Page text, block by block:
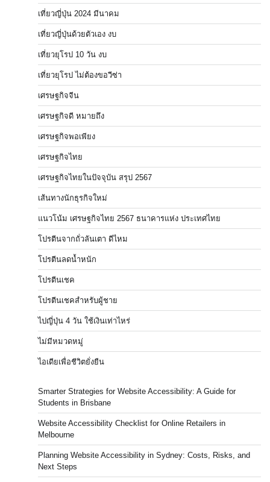
เที่ยวญี่ปุ่น 2024 มีนาคม
เที่ยวญี่ปุ่นด้วยตัวเอง งบ
เที่ยวยุโรป 10 วัน งบ
เที่ยวยุโรป ไม่ต้องขอวีซ่า
เศรษฐกิจจีน
เศรษฐกิจดี หมายถึง
เศรษฐกิจพอเพียง
เศรษฐกิจไทย
เศรษฐกิจไทยในปัจจุบัน สรุป 2567
เส้นทางนักธุรกิจใหม่
แนวโน้ม เศรษฐกิจไทย 2567 ธนาคารแห่ง ประเทศไทย
โปรตีนจากถั่วลันเตา ดีไหม
โปรตีนลดน้ำหนัก
โปรตีนเชค
โปรตีนเชคสำหรับผู้ชาย
ไปญี่ปุ่น 4 วัน ใช้เงินเท่าไหร่
ไม่มีหมวดหมู่
ไอเดียเพื่อชีวิตยั่งยืน
Smarter Strategies for Website Accessibility: A Guide for
Students in Brisbane
Website Accessibility Checklist for Online Retailers in
Melbourne
Planning Website Accessibility in Sydney: Costs, Risks, and
Next Steps